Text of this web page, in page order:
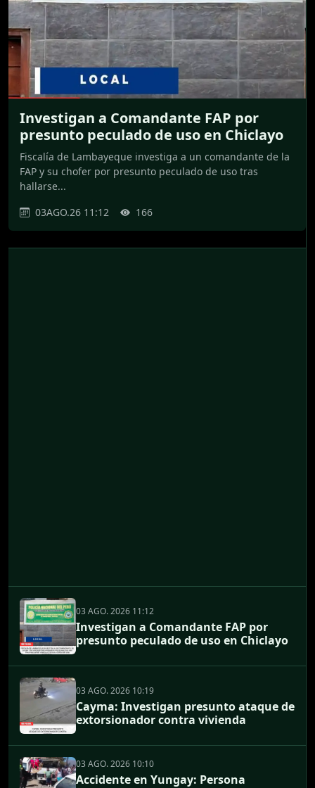
Investigan a Comandante FAP por
presunto peculado de uso en Chiclayo
Fiscalía de Lambayeque investiga a un comandante de la
FAP y su chofer por presunto peculado de uso tras
hallarse...
03AGO.26 11:12
166
03 AGO. 2026 11:12
Investigan a Comandante FAP por
presunto peculado de uso en Chiclayo
03 AGO. 2026 10:19
Cayma: Investigan presunto ataque de
extorsionador contra vivienda
03 AGO. 2026 10:10
Accidente en Yungay: Persona